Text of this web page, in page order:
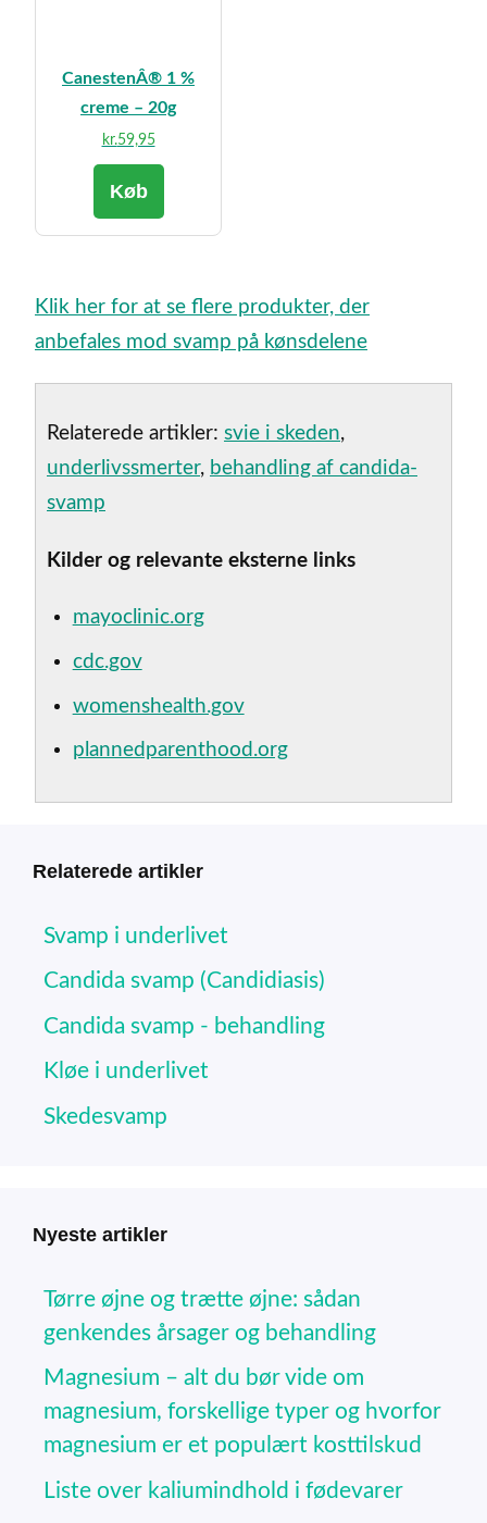
CanestenÂ® 1 %
creme – 20g
kr.59,95
Køb
Klik her for at se flere produkter, der
anbefales mod svamp på kønsdelene
Relaterede artikler: svie i skeden,
underlivssmerter, behandling af candida-
svamp
Kilder og relevante eksterne links
mayoclinic.org
cdc.gov
womenshealth.gov
plannedparenthood.org
Relaterede artikler
Svamp i underlivet
Candida svamp (Candidiasis)
Candida svamp - behandling
Kløe i underlivet
Skedesvamp
Nyeste artikler
Tørre øjne og trætte øjne: sådan
genkendes årsager og behandling
Magnesium – alt du bør vide om
magnesium, forskellige typer og hvorfor
magnesium er et populært kosttilskud
Liste over kaliumindhold i fødevarer